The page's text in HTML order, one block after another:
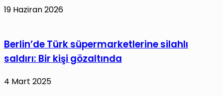
19 Haziran 2026
Berlin’de Türk süpermarketlerine silahlı
saldırı: Bir kişi gözaltında
4 Mart 2025